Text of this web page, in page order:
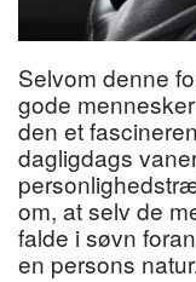
Selvom denne
gode
den et
dagligdags
om, at selv de
falde i søvn
en persons